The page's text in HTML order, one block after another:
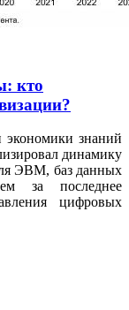
кто
экономики знаний
динамику
ЭВМ, баз данных
за последнее
цифровых